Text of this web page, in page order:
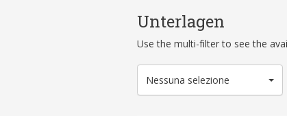
Unterlagen
Use the multi-filter to see the
Nessuna selezione